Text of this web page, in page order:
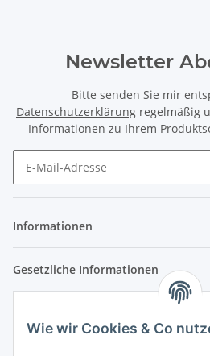
Wie wir Cookies & Co
Newsletter
Bitte senden Sie mir
Datenschutzerklärung regelmäßig
Informationen zu Ihrem
Informationen
Gesetzliche Informationen